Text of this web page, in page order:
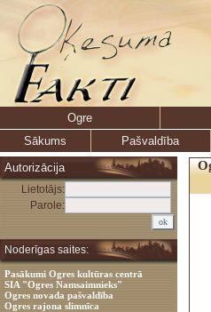
Ogre
Sākums
Pašvaldība
Autorizācija
Lietotājs:
Parole:
Noderīgas saites:
Pasākumi Ogres kultūras centrā
SIA "Ogres Namsaimnieks"
Ogres novada pašvaldība
Ogres rajona slimnīca